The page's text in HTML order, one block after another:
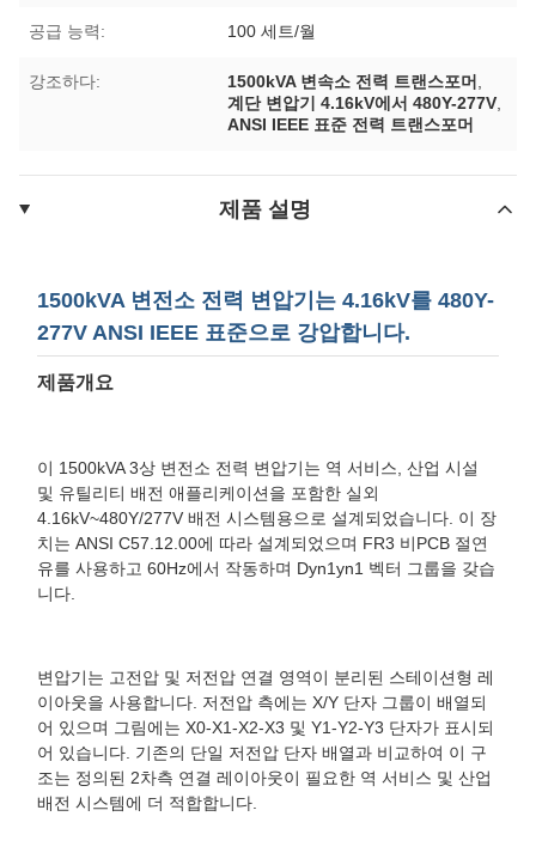
공급 능력: 100 세트/월
강조하다: 1500kVA 변속소 전력 트랜스포머
계단 변압기 4.16kV에서 480Y-277V
ANSI IEEE 표준 전력 트랜스포머
제품 설명
1500kVA 변전소 전력 변압기는 4.16kV를 480Y-
277V ANSI IEEE 표준으로 강압합니다.
제품개요
이 1500kVA 3상 변전소 전력 변압기는 역 서비스, 산업 시설
및 유틸리티 배전 애플리케이션을 포함한 실외
4.16kV~480Y/277V 배전 시스템용으로 설계되었습니다. 이 장
치는 ANSI C57.12.00에 따라 설계되었으며 FR3 비PCB 절연
유를 사용하고 60Hz에서 작동하며 Dyn1yn1 벡터 그룹을 갖습
니다.
변압기는 고전압 및 저전압 연결 영역이 분리된 스테이션형 레
이아웃을 사용합니다. 저전압 측에는 X/Y 단자 그룹이 배열되
어 있으며 그림에는 X0-X1-X2-X3 및 Y1-Y2-Y3 단자가 표시되
어 있습니다. 기존의 단일 저전압 단자 배열과 비교하여 이 구
조는 정의된 2차측 연결 레이아웃이 필요한 역 서비스 및 산업
배전 시스템에 더 적합합니다.